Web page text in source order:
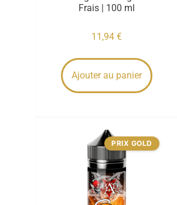
Frais | 100 ml
11,94€
Ajouter au panier
PRIX GOLD